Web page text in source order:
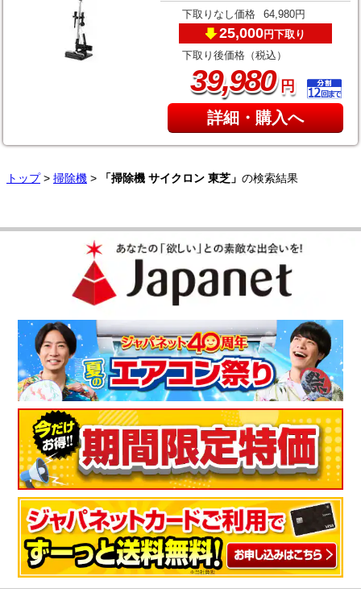
下取りなし価格 64,980円
25,000円下取り
下取り後価格（税込）
39,980円
詳細・購入へ
トップ> 掃除機 > 「掃除機 サイクロン 東芝」 の検索結果